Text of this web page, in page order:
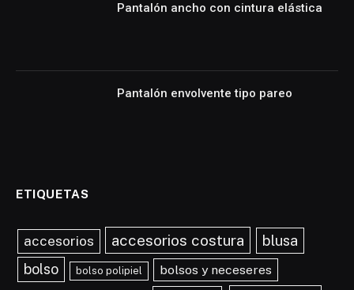
Pantalón ancho con cintura elástica
Pantalón envolvente tipo pareo
ETIQUETAS
accesorios accesorios costura blusa
bolso bolso polipiel bolsos y neceseres